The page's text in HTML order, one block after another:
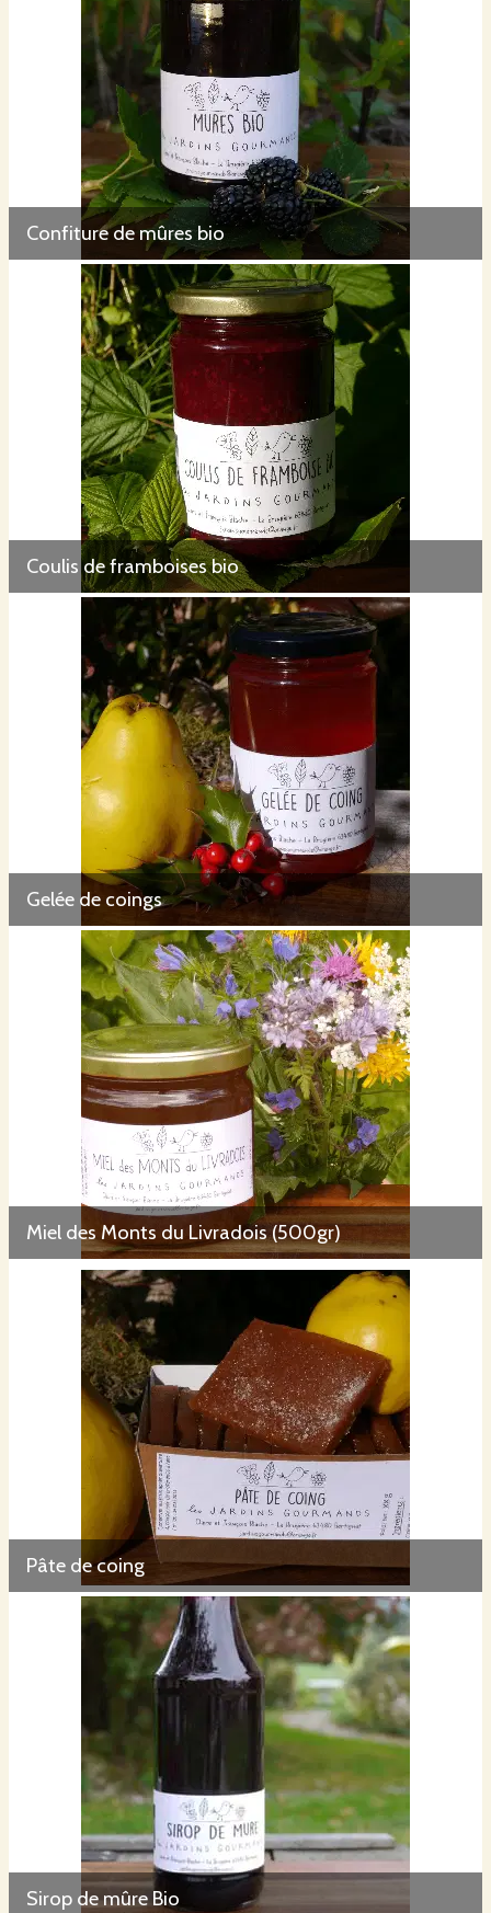
Confiture de mûres bio
Coulis de framboises bio
Gelée de coings
Miel des Monts du Livradois (500gr)
Pâte de coing
Sirop de mûre Bio